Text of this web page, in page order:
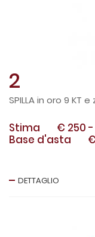
2
SPILLA in oro 9 KT
Stima € 250 -
Base d'asta
DETTAGLIO